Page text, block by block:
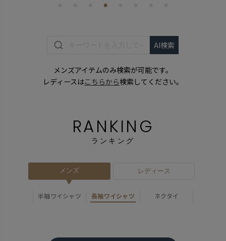
メンズアイテムのみ検索が可能です。
レディースはこちらから検索してください。
RANKING
ランキング
メンズ レディース
半袖ワイシャツ 長袖ワイシャツ ネクタイ